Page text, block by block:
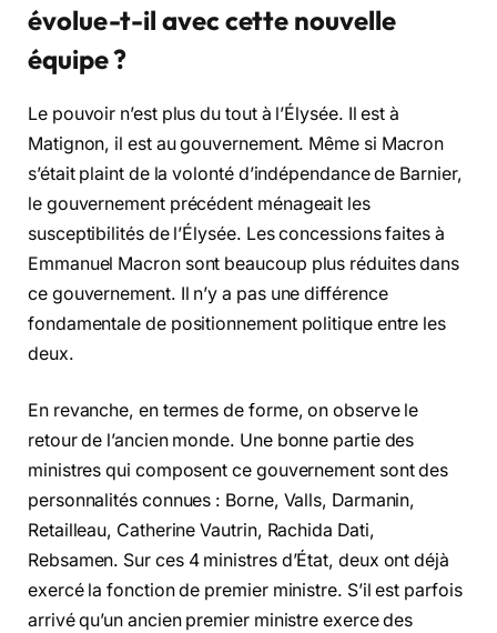
évolue-t-il avec cette nouvelle
équipe ?
Le pouvoir n’est plus du tout à l’Élysée. Il est à
Matignon, il est au gouvernement. Même si Macron
s’était plaint de la volonté d’indépendance de Barnier,
le gouvernement précédent ménageait les
susceptibilités de l’Élysée. Les concessions faites à
Emmanuel Macron sont beaucoup plus réduites dans
ce gouvernement. Il n’y a pas une différence
fondamentale de positionnement politique entre les
deux.
En revanche, en termes de forme, on observe le
retour de l’ancien monde. Une bonne partie des
ministres qui composent ce gouvernement sont des
personnalités connues : Borne, Valls, Darmanin,
Retailleau, Catherine Vautrin, Rachida Dati,
Rebsamen. Sur ces 4 ministres d’État, deux ont déjà
exercé la fonction de premier ministre. S’il est parfois
arrivé qu’un ancien premier ministre exerce des